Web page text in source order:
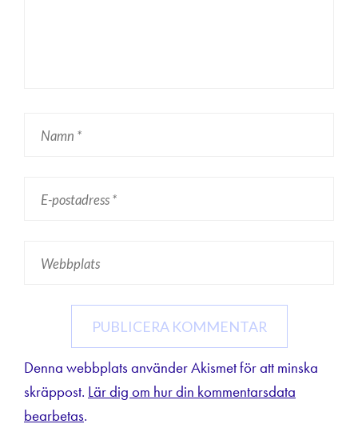
Denna webbplats använder Akismet för att minska
skräppost. Lär dig om hur din kommentarsdata
bearbetas.